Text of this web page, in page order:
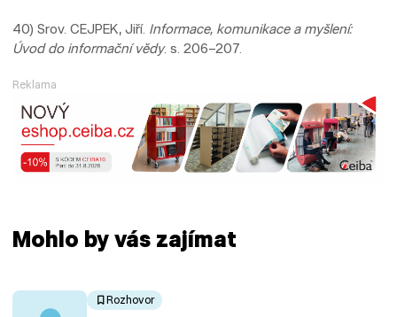
40) Srov. CEJPEK, Jiří. Informace, komunikace a myšlení:
Úvod do informační vědy. s. 206–207.
Reklama
Mohlo by vás zajímat
Rozhovor